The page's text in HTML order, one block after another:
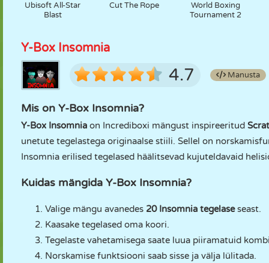
Ubisoft All-Star
Blast
Cut The Rope
World Boxing
Tournament 2
Y-Box Insomnia
4.7 Manusta
Mis on Y-Box Insomnia?
Y-Box Insomnia on Incrediboxi mängust inspireeritud
unetute tegelastega originaalse stiili. Sellel on
Insomnia erilised tegelased häälitsevad kujuteldavaid
Kuidas mängida Y-Box Insomnia?
Valige mängu avanedes 20 Insomnia tegelaseseast.
Kaasake tegelased oma koori.
Tegelaste vahetamisega saate luua piiramatuid
Norskamise funktsiooni saab sisse ja välja lülitada.